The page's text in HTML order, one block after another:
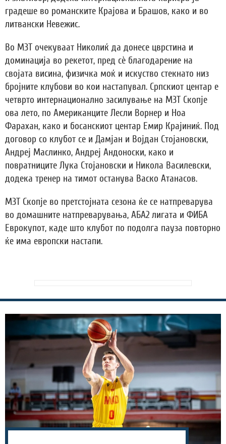
градеше во романските Крајова и Брашов, како и во
литвански Невежис.
Во МЗТ очекуваат Николиќ да донесе цврстина и
доминација во рекетот, пред сѐ благодарение на
својата висина, физичка моќ и искуство стекнато низ
бројните клубови во кои настапувал. Српскиот центар е
четврто интернационално засилување на МЗТ Скопје
ова лето, по Американците Лесли Ворнер и Ноа
Фарахан, како и босанскиот центар Емир Крајиниќ. Под
договор со клубот се и Дамјан и Војдан Стојановски,
Андреј Маслинко, Андреј Андоноски, како и
повратниците Лука Стојановски и Никола Василевски,
додека тренер на тимот останува Васко Атанасов.
МЗТ Скопје во претстојната сезона ќе се натпреварува
во домашните натпреварувања, АБА2 лигата и ФИБА
Еврокупот, каде што клубот по подолга пауза повторно
ќе има европски настапи.